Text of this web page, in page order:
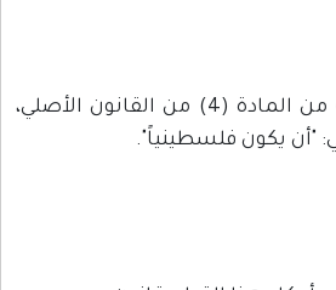
يعدل نص الفقرة (1) من المادة (4) من القانون الأصلي،
"أن يكون فلسطينياً".